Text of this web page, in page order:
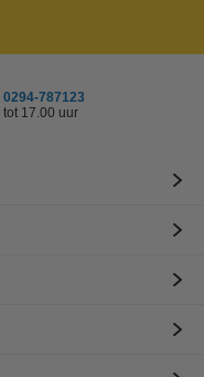
787123
17.00 uur